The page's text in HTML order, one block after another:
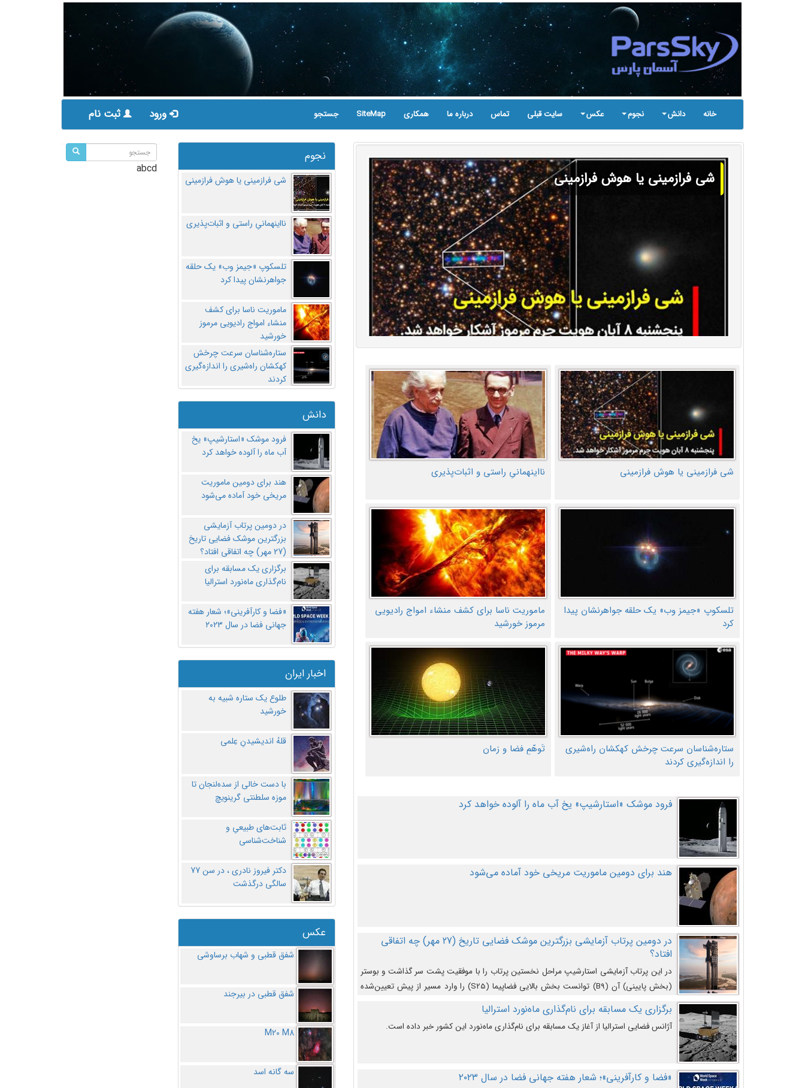
خانه دانش نجوم عکس سایت قبلی تماس درباره ما همکاری SiteMap جستجو ورود ثبت نام
شی فرازمینی یا هوش فرازمینی
شی فرازمینی یا هوش فرازمینی نااینهمانیِ راستی و اثبات‌پذیری
تلسکوپ «جیمز وب» یک حلقه جواهرنشان پیدا
کرد
ماموریت ناسا برای کشف منشاء امواج رادیویی
مرموز خورشید
ستاره‌شناسان سرعت چرخش کهکشان راه‌شیری
را اندازه‌گیری کردند
تَوهّمِ فضا و زمان
فرود موشک «استارشیپ» یخ آب ماه را آلوده خواهد کرد
هند برای دومین ماموریت مریخی خود آماده می‌شود
در دومین پرتاب آزمایشی بزرگترین موشک فضایی تاریخ (27 مهر‌) چه اتفاقی
افتاد؟
در این پرتاب آزمایشی استارشیپ مراحل نخستین پرتاب را با موفقیت پشت سر گذاشت و بوستر
(بخش پایینی) آن (B9) توانست بخش بالایی فضاپیما (S25) را وارد مسیر از پیش تعیین‌شده
کند و سپس با یک مکانیزم جدید با موفقیت از آن جدا شود. ‌
برگزاری یک مسابقه برای نام‌گذاری ماه‌نورد استرالیا
آژانس فضایی استرالیا از آغاز یک مسابقه برای نام‌گذاری ماه‌نورد این کشور خبر داده است.
«فضا و کارآفرینی»؛ شعار هفته جهانی فضا در سال ۲۰۲۳
نجوم
شی فرازمینی یا هوش فرازمینی
نااینهمانیِ راستی و اثبات‌پذیری
تلسکوپ «جیمز وب» یک حلقه
جواهرنشان پیدا کرد
ماموریت ناسا برای کشف
منشاء امواج رادیویی مرموز
خورشید
ستاره‌شناسان سرعت چرخش
کهکشان راه‌شیری را اندازه‌گیری
کردند
دانش
فرود موشک «استارشیپ» یخ
آب ماه را آلوده خواهد کرد
هند برای دومین ماموریت
مریخی خود آماده می‌شود
در دومین پرتاب آزمایشی
بزرگترین موشک فضایی تاریخ
(27 مهر‌) چه اتفاقی افتاد؟
برگزاری یک مسابقه برای
نام‌گذاری ماه‌نورد استرالیا
«فضا و کارآفرینی»؛ شعار هفته
جهانی فضا در سال ۲۰۲۳
اخبار ایران
طلوع یک ستاره شبیه به
خورشید
قلهُ اندیشیدنِ عِلمی
با دست خالی از سده‌لنجان تا
موزه سلطنتی گرینویچ
ثابت‌های طبیعیِ و
شناخت‌شناسی
دکتر فیروز نادری ، در سن 77
سالگی درگذشت
عکس
شفق قطبی و شهاب برساوشی
شفق قطبی در بیرجند
M20 M8
سه گانه اسد
abcd